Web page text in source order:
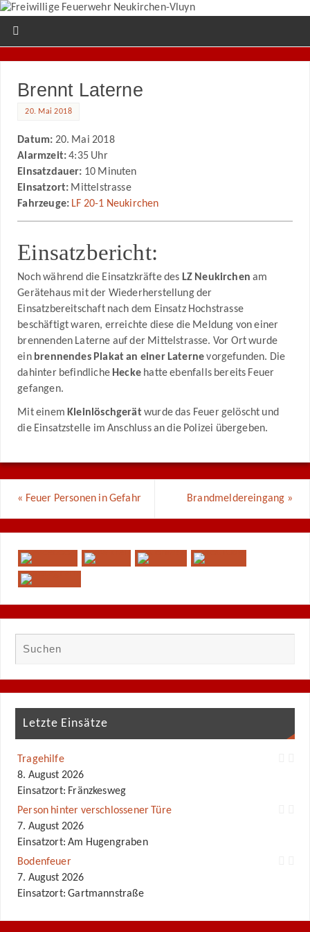
Brennt Laterne
20. Mai 2018
Datum: 20. Mai 2018
Alarmzeit:4:35 Uhr
Einsatzdauer: 10 Minuten
Einsatzort: Mittelstrasse
Fahrzeuge: LF 20-1 Neukirchen
Einsatzbericht:
Noch während die Einsatzkräfte des LZ Neukirchen am
Gerätehaus mit der Wiederherstellung der
Einsatzbereitschaft nach dem Einsatz Hochstrasse
beschäftigt waren, erreichte diese die Meldung von einer
brennenden Laterne auf der Mittelstrasse. Vor Ort wurde
ein brennendes Plakat an einer Laternevorgefunden. Die
dahinter befindliche Heckehatte ebenfalls bereits Feuer
gefangen.
Mit einem Kleinlöschgerät wurde das Feuer gelöscht und
die Einsatzstelle im Anschluss an die Polizei übergeben.
« Feuer Personen in Gefahr Brandmeldereingang »
Letzte Einsätze
Tragehilfe
8. August 2026
Einsatzort: Fränzkesweg
Person hinter verschlossener Türe
7. August 2026
Einsatzort: Am Hugengraben
Bodenfeuer
7. August 2026
Einsatzort: Gartmannstraße